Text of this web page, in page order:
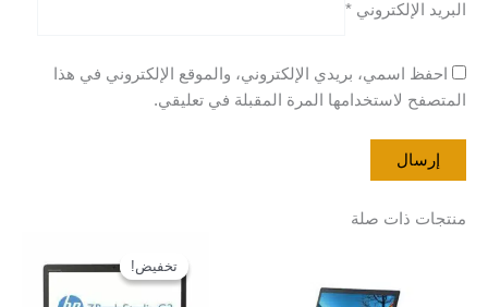
البريد الإلكتروني *
احفظ اسمي، بريدي الإلكتروني، والموقع الإلكتروني في هذا
المتصفح لاستخدامها المرة المقبلة في تعليقي.
منتجات ذات صلة
تخفيض!
تخفيض!
هو:
EGP 11.000,00.
هو:
10.000,00.